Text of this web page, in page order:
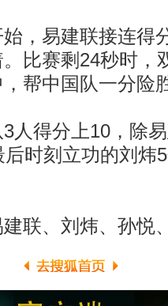
易建联接连得
比赛剩24秒时，
帮中国队一分险
得分上10，除易
时刻立功的刘炜
、刘炜、孙悦